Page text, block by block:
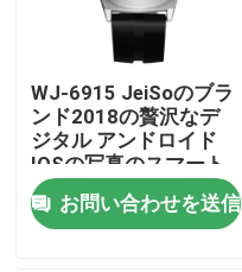
私達について
工場旅行
品質管理
WJ-6915 JeiSoのブラ
ンド2018の贅沢なデ
ジタル アンドロイド
IOSの写真のスマート
な腕時計の人は歩数計
およびBluetoothの腕
時計を防水します
お問い合わせを送信